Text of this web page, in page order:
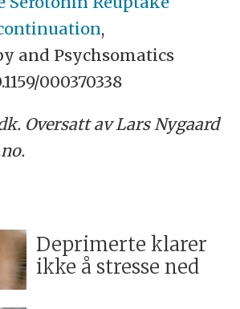
,
and Psychsomatics
000370338
Oversatt av Lars Nygaard
Deprimerte klarer
ikke å stresse ned